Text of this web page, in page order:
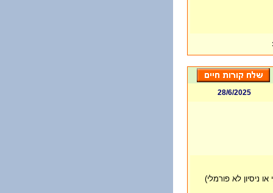
:
28/6/2025
ניסיון לא פורמלי)